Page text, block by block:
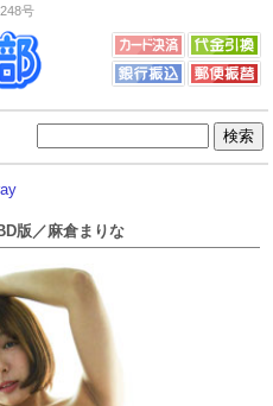
号
版／麻倉まりな